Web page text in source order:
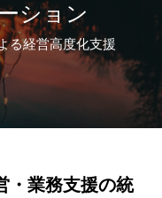
ション
る経営高度化支援
・業務支援の統